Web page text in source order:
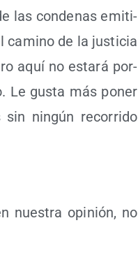
las con­de­nas emi­ti­
camino de la jus­ti­cia
aquí no esta­rá por­
Le gus­ta más poner
sin nin­gún reco­rri­do
nues­tra opi­nión, no